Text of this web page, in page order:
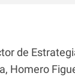
de
Homero